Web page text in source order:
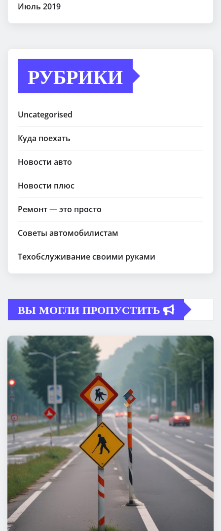
Июль 2019
РУБРИКИ
Uncategorised
Куда поехать
Новости авто
Новости плюс
Ремонт — это просто
Советы автомобилистам
Техобслуживание своими руками
ВЫ МОГЛИ ПРОПУСТИТЬ